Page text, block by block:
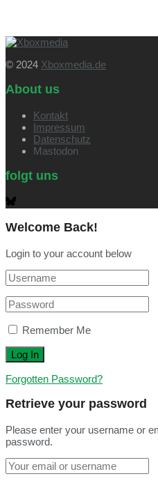
© 2024 Xboxmedia.de
About us
Kontakt
Impressum
Datenschutz
Mastodon
folgt uns
Welcome Back!
Login to your account below
Remember Me
Forgotten Password?
Retrieve your password
Please enter your username or
password.